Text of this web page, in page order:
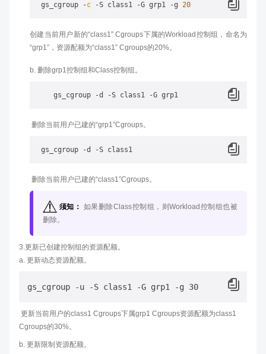
gs_cgroup -c -S class1 -G grp1 -g 20
创建当前用户新的“class1” Cgroups下属的Workload控制组，命名为
“grp1”，资源配额为“class1” Cgroups的20%。
b. 删除grp1控制组和Class控制组。
​ 删除当前用户已建的“grp1”Cgroups。
​ 删除当前用户已建的“class1”Cgroups。
须知： 如果删除Class控制组，则Workload控制组也被
删除。
3.更新已创建控制组的资源配额。
a. 更新动态资源配额。
​ 更新当前用户的class1 Cgroups下属grp1 Cgroups资源配额为class1
Cgroups的30%。
b. 更新限制资源配额。